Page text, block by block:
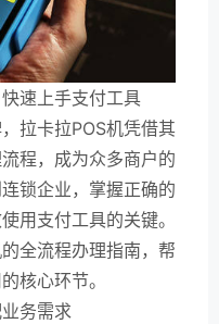
速上手支付工具
拉卡拉POS机凭借其
程，成为众多商户的
锁企业，掌握正确的
用支付工具的关键。
全流程办理指南，帮
核心环节。
务需求